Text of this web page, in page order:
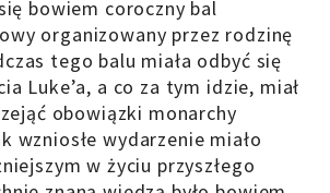
bowiem coroczny bal
organizowany przez rodzinę
tego balu miała odbyć się
Luke’a, a co za tym idzie, miał
obowiązki monarchy
wzniosłe wydarzenie miało
w życiu przyszłego